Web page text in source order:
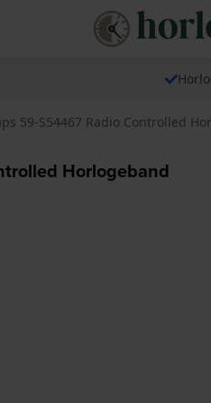
59-S54467 Radio Controlled
Horlogeband